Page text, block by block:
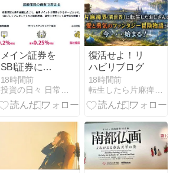
メイン証券を
SBI証券に変
更するのはや
めました！
18時間前
復活せよ！リ
ハビリブログ
18時間前